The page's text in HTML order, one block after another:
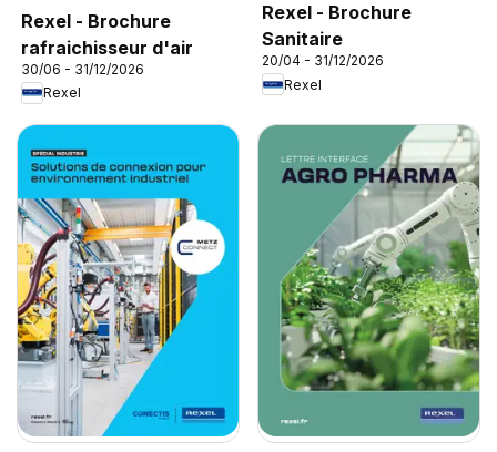
Rexel - Brochure
rafraichisseur d'air
30/06 - 31/12/2026
Rexel
Rexel - Brochure
Sanitaire
20/04 - 31/12/2026
Rexel